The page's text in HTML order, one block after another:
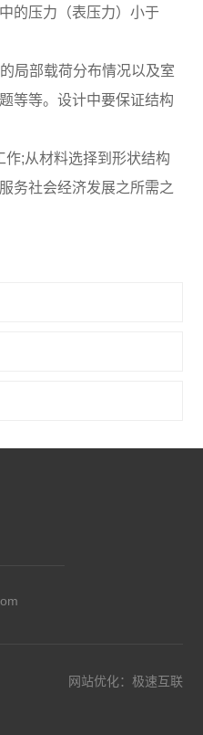
的压力（表压力）小于
局部载荷分布情况以及室
等等。设计中要保证结构
;从材料选择到形状结构
务社会经济发展之所需之
网站优化： 极速互联